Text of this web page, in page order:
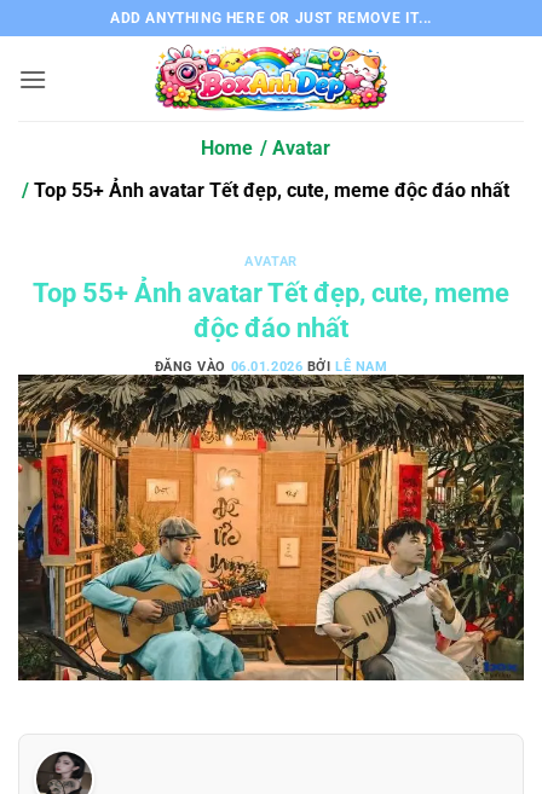
qua
nội
ADD ANYTHING HERE OR JUST REMOVE IT...
Home
Avatar
Top 55+ Ảnh avatar Tết đẹp, cute, meme độc đáo nhất
AVATAR
Top 55+ Ảnh avatar Tết đẹp, cute, meme
độc đáo nhất
ĐĂNG VÀO 06.01.2026 BỞILÊ NAM